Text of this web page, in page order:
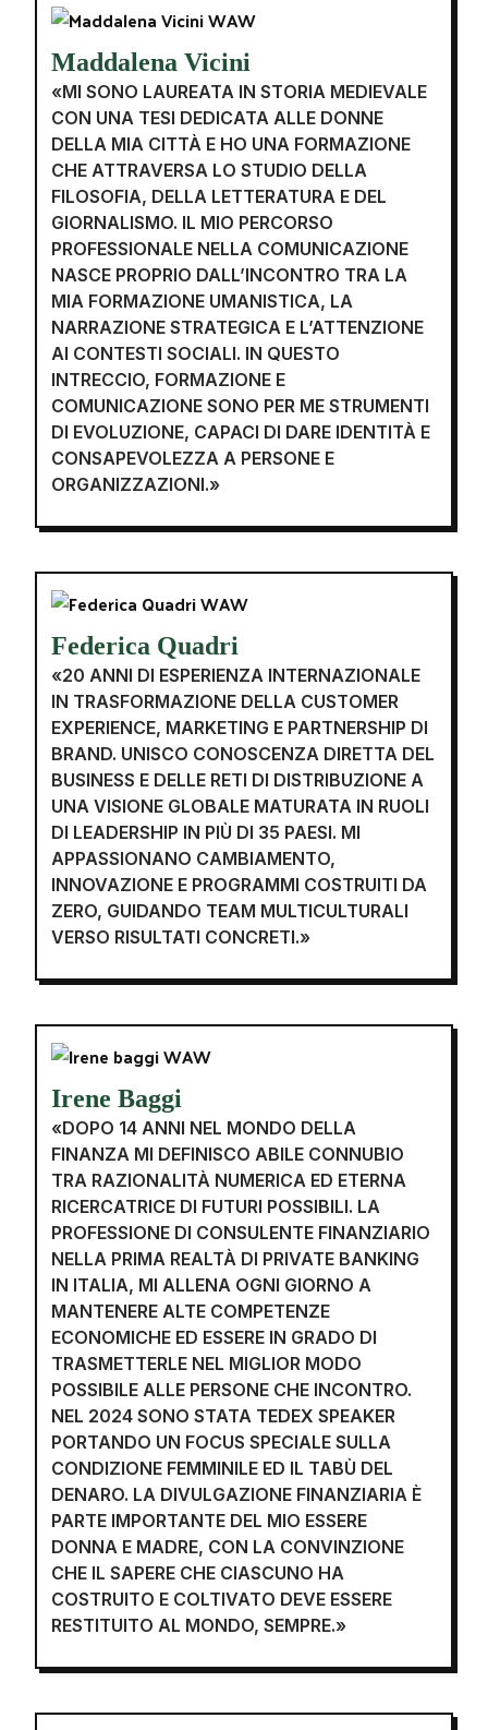
Maddalena Vicini
«MI SONO LAUREATA IN STORIA MEDIEVALE
CON UNA TESI DEDICATA ALLE DONNE
DELLA MIA CITTÀ E HO UNA FORMAZIONE
CHE ATTRAVERSA LO STUDIO DELLA
FILOSOFIA, DELLA LETTERATURA E DEL
GIORNALISMO. IL MIO PERCORSO
PROFESSIONALE NELLA COMUNICAZIONE
NASCE PROPRIO DALL’INCONTRO TRA LA
MIA FORMAZIONE UMANISTICA, LA
NARRAZIONE STRATEGICA E L’ATTENZIONE
AI CONTESTI SOCIALI. IN QUESTO
INTRECCIO, FORMAZIONE E
COMUNICAZIONE SONO PER ME STRUMENTI
DI EVOLUZIONE, CAPACI DI DARE IDENTITÀ E
CONSAPEVOLEZZA A PERSONE E
ORGANIZZAZIONI.»
Federica Quadri
«20 ANNI DI ESPERIENZA INTERNAZIONALE
IN TRASFORMAZIONE DELLA CUSTOMER
EXPERIENCE, MARKETING E PARTNERSHIP DI
BRAND. UNISCO CONOSCENZA DIRETTA DEL
BUSINESS E DELLE RETI DI DISTRIBUZIONE A
UNA VISIONE GLOBALE MATURATA IN RUOLI
DI LEADERSHIP IN PIÙ DI 35 PAESI. MI
APPASSIONANO CAMBIAMENTO,
INNOVAZIONE E PROGRAMMI COSTRUITI DA
ZERO, GUIDANDO TEAM MULTICULTURALI
VERSO RISULTATI CONCRETI.»
Irene Baggi
«DOPO 14 ANNI NEL MONDO DELLA
FINANZA MI DEFINISCO ABILE CONNUBIO
TRA RAZIONALITÀ NUMERICA ED ETERNA
RICERCATRICE DI FUTURI POSSIBILI. LA
PROFESSIONE DI CONSULENTE FINANZIARIO
NELLA PRIMA REALTÀ DI PRIVATE BANKING
IN ITALIA, MI ALLENA OGNI GIORNO A
MANTENERE ALTE COMPETENZE
ECONOMICHE ED ESSERE IN GRADO DI
TRASMETTERLE NEL MIGLIOR MODO
POSSIBILE ALLE PERSONE CHE INCONTRO.
NEL 2024 SONO STATA TEDEX SPEAKER
PORTANDO UN FOCUS SPECIALE SULLA
CONDIZIONE FEMMINILE ED IL TABÙ DEL
DENARO. LA DIVULGAZIONE FINANZIARIA È
PARTE IMPORTANTE DEL MIO ESSERE
DONNA E MADRE, CON LA CONVINZIONE
CHE IL SAPERE CHE CIASCUNO HA
COSTRUITO E COLTIVATO DEVE ESSERE
RESTITUITO AL MONDO, SEMPRE.»